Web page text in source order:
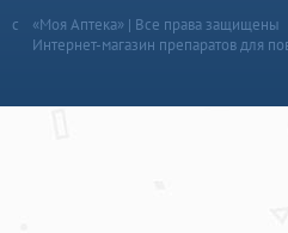
«Моя Аптека» | Все права защищены
Интернет-магазин препаратов для